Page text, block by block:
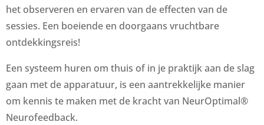
het observeren en ervaren van de effecten van de
sessies. Een boeiende en doorgaans vruchtbare
ontdekkingsreis!
Een systeem huren om thuis of in je praktijk aan de slag
gaan met de apparatuur, is een aantrekkelijke manier
om kennis te maken met de kracht van NeurOptimal®
Neurofeedback.